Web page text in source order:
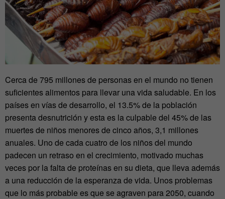
Cerca de 795 millones de personas en el mundo no tienen
suficientes alimentos para llevar una vida saludable. En los
países en vías de desarrollo, el 13.5% de la población
presenta desnutrición y esta es la culpable del 45% de las
muertes de niños menores de cinco años, 3,1 millones
anuales. Uno de cada cuatro de los niños del mundo
padecen un retraso en el crecimiento, motivado muchas
veces por la falta de proteínas en su dieta, que lleva además
a una reducción de la esperanza de vida. Unos problemas
que lo más probable es que se agraven para 2050, cuando